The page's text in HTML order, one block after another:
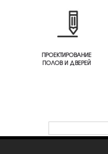
ПРОЕКТИРОВАНИЕ
ПОЛОВ И ДВЕРЕЙ